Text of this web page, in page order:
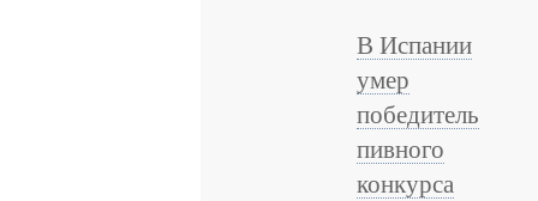
В Испании
умер
победитель
пивного
конкурса